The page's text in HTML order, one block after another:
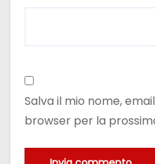
Salva il mio nome,
browser per la